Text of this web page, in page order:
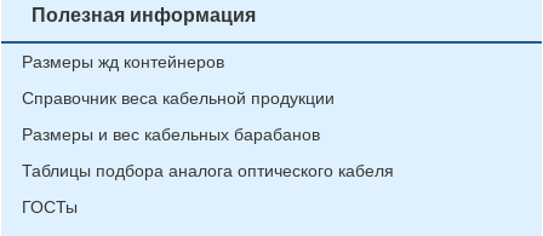
Полезная информация
Размеры жд контейнеров
Справочник веса кабельной продукции
Размеры и вес кабельных барабанов
Таблицы подбора аналога оптического кабеля
ГОСТы